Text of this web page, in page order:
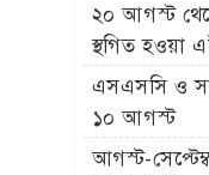
২০ আগস্ট
স্থগিত হওয়া
এসএসসি ও
১০ আগস্ট
আগস্ট-